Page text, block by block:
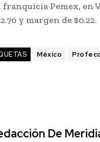
Pemex, en
y margen de $0.22.
México
De